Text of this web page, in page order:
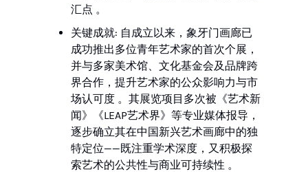
汇点 。
关键成就: 自成立以来，象牙门画廊已
成功推出多位青年艺术家的首次个展，
并与多家美术馆、文化基金会及品牌跨
界合作，提升艺术家的公众影响力与市
场认可度 。其展览项目多次被《艺术新
闻》《LEAP艺术界》等专业媒体报导，
逐步确立其在中国新兴艺术画廊中的独
特定位——既注重学术深度，又积极探
索艺术的公共性与商业可持续性 。